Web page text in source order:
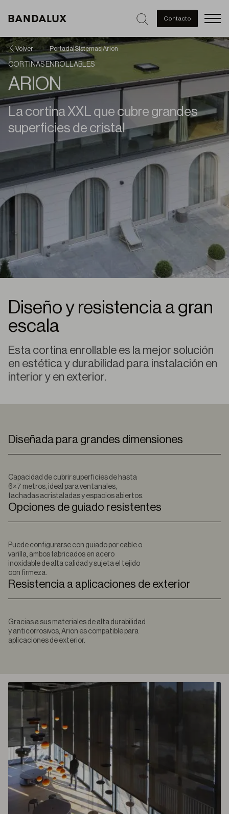
Contacto
Volver Portada|Sistemas|Arion
CORTINAS ENROLLABLES
ARION
La cortina XXL que cubre grandes
superficies de cristal
Diseño y resistencia a gran
escala
Esta cortina enrollable es la mejor solución
en estética y durabilidad para instalación en
interior y en exterior.
Diseñada para grandes dimensiones
Capacidad de cubrir superficies de hasta
6×7 metros, ideal para ventanales,
fachadas acristaladas y espacios abiertos.
Opciones de guiado resistentes
Puede configurarse con guiado por cable o
varilla, ambos fabricados en acero
inoxidable de alta calidad y sujeta el tejido
con firmeza.
Resistencia a aplicaciones de exterior
Gracias a sus materiales de alta durabilidad
y anticorrosivos, Arion es compatible para
aplicaciones de exterior.